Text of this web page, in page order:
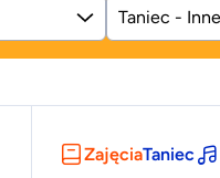
ZajęciaTaniec